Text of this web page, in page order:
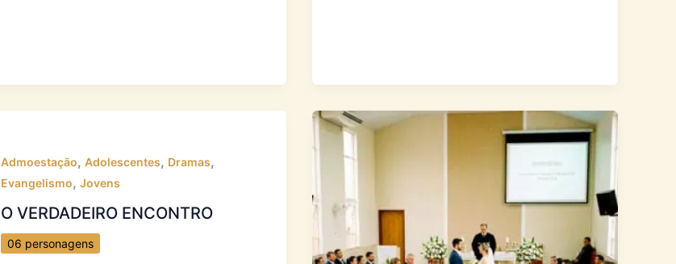
Admoestação, Adolescentes, Dramas,
Evangelismo, Jovens
O VERDADEIRO ENCONTRO
06 personagens